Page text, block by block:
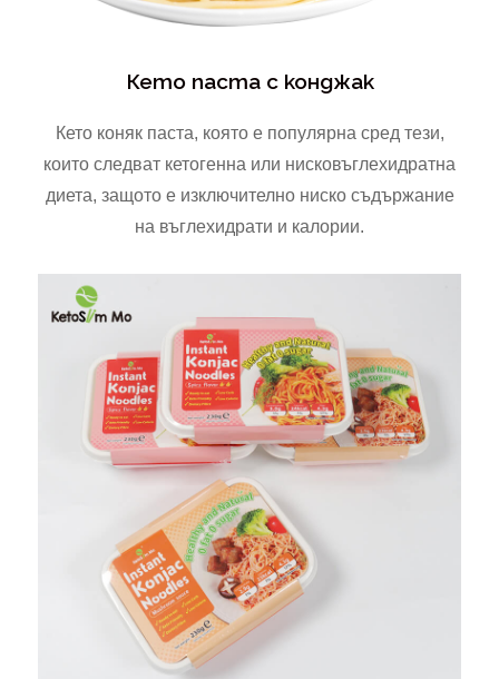
Кето паста с конджак
Кето коняк паста, която е популярна сред тези,
които следват кетогенна или нисковъглехидратна
диета, защото е изключително ниско съдържание
на въглехидрати и калории.